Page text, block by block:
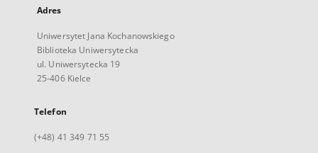
Adres
Uniwersytet Jana Kochanowskiego
Biblioteka Uniwersytecka
ul. Uniwersytecka 19
25-406 Kielce
Telefon
(+48) 41 349 71 55